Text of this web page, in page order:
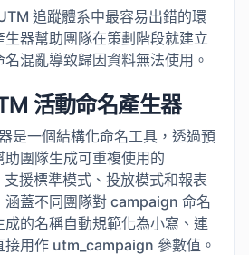
追蹤體系中最容易出錯的環
器幫助團隊在策劃階段就建立
混亂導致歸因資料無法使用。
活動命名產生器
是一個結構化命名工具，透過預
團隊生成可重複使用的
援標準模式、投放模式和報表
涵蓋不同團隊對 campaign 命名
的名稱自動規範化為小寫、連
接用作 utm_campaign 參數值。